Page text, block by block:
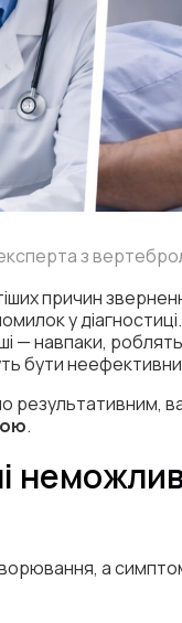
з
причин
у
— навпаки,
бути
результативним,
.
а